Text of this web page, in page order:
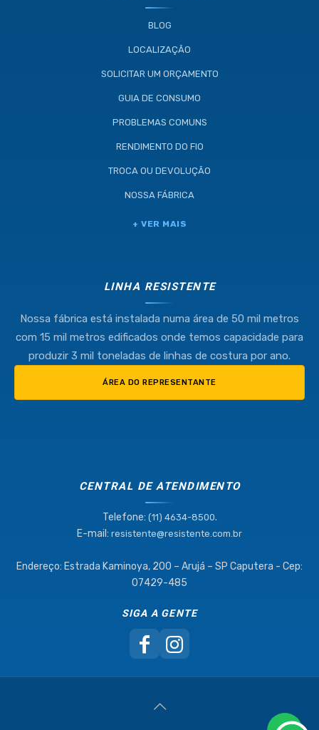
BLOG
LOCALIZAÇÃO
SOLICITAR UM ORÇAMENTO
GUIA DE CONSUMO
PROBLEMAS COMUNS
RENDIMENTO DO FIO
TROCA OU DEVOLUÇÃO
NOSSA FÁBRICA
+ VER MAIS
LINHA RESISTENTE
Nossa fábrica está instalada numa área de 50 mil metros
com 15 mil metros edificados onde temos capacidade para
produzir 3 mil toneladas de linhas de costura por ano.
ÁREA DO REPRESENTANTE
CENTRAL DE ATENDIMENTO
Telefone: (11) 4634-8500.
E-mail: resistente@resistente.com.br
Endereço: Estrada Kaminoya, 200 – Arujá – SP Caputera - Cep:
07429-485
SIGA A GENTE